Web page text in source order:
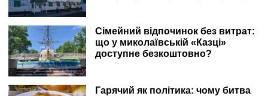
Сімейний відпочинок без витрат:
що у миколаївській «Казці»
доступне безкоштовно?
Гарячий як політика: чому битва